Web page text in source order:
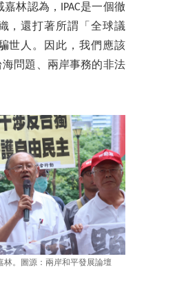
林認為，IPAC是一個徹
，還打著所謂「全球議
世人。因此，我們應該
海問題、兩岸事務的非法
林。圖源：兩岸和平發展論壇